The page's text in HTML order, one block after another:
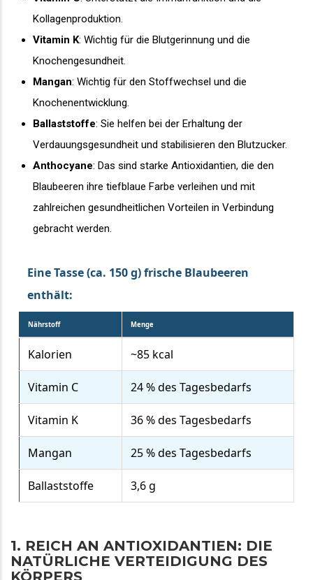
Kollagenproduktion.
Vitamin K: Wichtig für die Blutgerinnung und die
Knochengesundheit.
Mangan: Wichtig für den Stoffwechsel und die
Knochenentwicklung.
Ballaststoffe: Sie helfen bei der Erhaltung der
Verdauungsgesundheit und stabilisieren den Blutzucker.
Anthocyane: Das sind starke Antioxidantien, die den
Blaubeeren ihre tiefblaue Farbe verleihen und mit
zahlreichen gesundheitlichen Vorteilen in Verbindung
gebracht werden.
Eine Tasse (ca. 150 g) frische Blaubeeren
enthält:
Nährstoff Menge
Kalorien ~85 kcal
Vitamin C 24 % des Tagesbedarfs
Vitamin K 36 % des Tagesbedarfs
Mangan 25 % des Tagesbedarfs
Ballaststoffe 3,6 g
1. REICH AN ANTIOXIDANTIEN: DIE
NATÜRLICHE VERTEIDIGUNG DES